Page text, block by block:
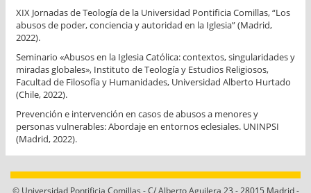
XIX Jornadas de Teología de la Universidad Pontificia Comillas, “Los
abusos de poder, conciencia y autoridad en la Iglesia” (Madrid,
2022).
Seminario «Abusos en la Iglesia Católica: contextos, singularidades y
miradas globales», Instituto de Teología y Estudios Religiosos,
Facultad de Filosofía y Humanidades, Universidad Alberto Hurtado
(Chile, 2022).
Prevención e intervención en casos de abusos a menores y
personas vulnerables: Abordaje en entornos eclesiales. UNINPSI
(Madrid, 2022).
© Universidad Pontificia Comillas - C/ Alberto Aguilera 23 - 28015 Madrid -